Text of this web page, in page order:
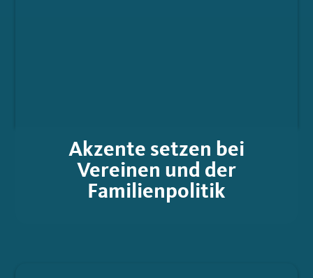
Akzente setzen bei
Vereinen und der
Familienpolitik